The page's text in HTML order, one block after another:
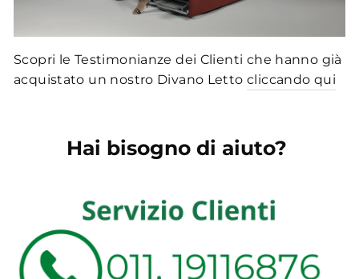
Scopri le Testimonianze dei Clienti che hanno già
acquistato un nostro Divano Lettocliccando qui
Hai bisogno di aiuto?